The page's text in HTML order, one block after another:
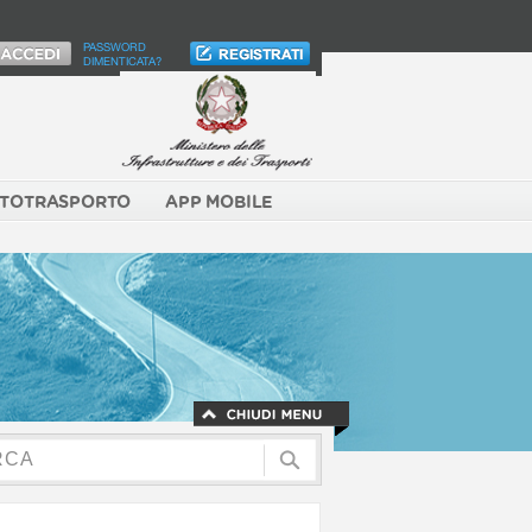
PASSWORD
DIMENTICATA?
APP MOBILE